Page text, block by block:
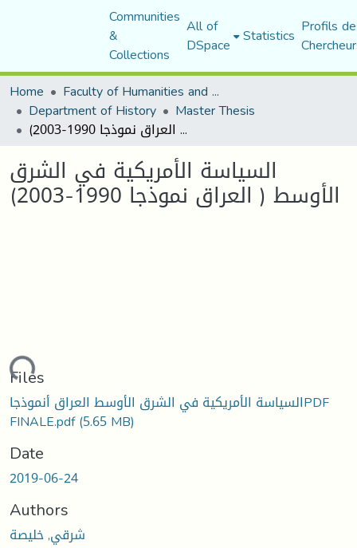
Communities
&
Collections
All of
DSpace Statistics Profils
Home
Faculty of Humanities and Social Sciences
Department of History Master Thesis
السياسة الأمريكية في الشرق الأوسط ( العراق نموذجا 1990-2003)
السياسة الأمريكية في الشرق
الأوسط ( العراق نموذجا 1990-2003)
Files
السياسة الأمريكية في الشرق الأوسط العراق أنموذجاPDF
FINALE.pdf(5.65 MB)
Date
2019-06-24
Authors
شرقي, خليصة